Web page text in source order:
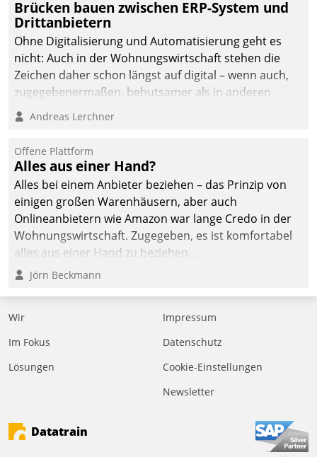
Brücken bauen zwischen ERP-System und
Drittanbietern
Ohne Digitalisierung und Automatisierung geht es
nicht: Auch in der Wohnungswirtschaft stehen die
Zeichen daher schon längst auf digital – wenn auch,
zugegebenermaßen, behutsamer als in anderen
Branchen.
Andreas Lerchner
Offene Plattform
Alles aus einer Hand?
Alles bei einem Anbieter beziehen – das Prinzip von
einigen großen Warenhäusern, aber auch
Onlineanbietern wie Amazon war lange Credo in der
Wohnungswirtschaft. Zugegeben, es ist komfortabel
alles aus einer Hand zu beziehen...
Jörn Beckmann
Wir
Im Fokus
Lösungen
Impressum
Datenschutz
Cookie-Einstellungen
Newsletter
Datatrain